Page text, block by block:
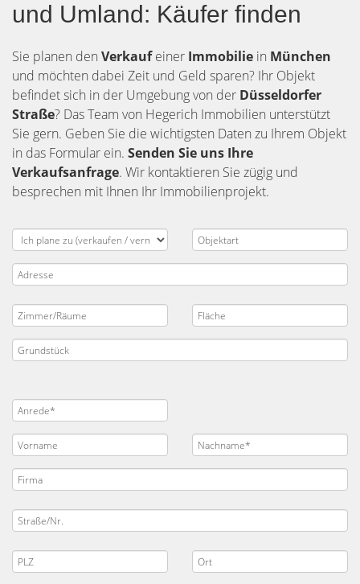
und Umland: Käufer finden
Sie planen den Verkaufeiner Immobilie in München
und möchten dabei Zeit und Geld sparen? Ihr Objekt
befindet sich in der Umgebung von der Düsseldorfer
Straße? Das Team von Hegerich Immobilien unterstützt
Sie gern. Geben Sie die wichtigsten Daten zu Ihrem Objekt
in das Formular ein. Senden Sie uns Ihre
Verkaufsanfrage. Wir kontaktieren Sie zügig und
besprechen mit Ihnen Ihr Immobilienprojekt.